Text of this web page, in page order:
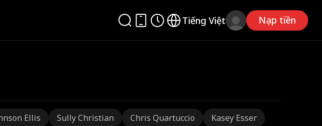
Tiếng Việt Nạp tiền
Ellis Sully Christian Chris Quartuccio
Kasey Esser